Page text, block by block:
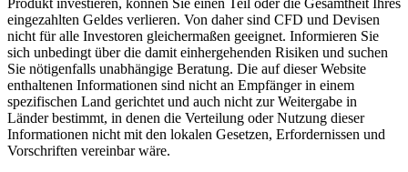
eingezahlten Geldes verlieren. Von daher sind CFD und Devisen
nicht für alle Investoren gleichermaßen geeignet. Informieren Sie
sich unbedingt über die damit einhergehenden Risiken und suchen
Sie nötigenfalls unabhängige Beratung. Die auf dieser Website
enthaltenen Informationen sind nicht an Empfänger in einem
spezifischen Land gerichtet und auch nicht zur Weitergabe in
Länder bestimmt, in denen die Verteilung oder Nutzung dieser
Informationen nicht mit den lokalen Gesetzen, Erfordernissen und
Vorschriften vereinbar wäre.